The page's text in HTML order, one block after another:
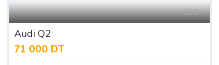
5
Audi Q2
71 000 DT